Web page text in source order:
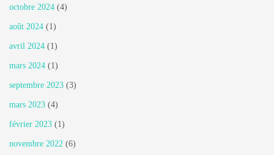
octobre 2024 (4)
août 2024 (1)
avril 2024 (1)
mars 2024 (1)
septembre 2023 (3)
mars 2023 (4)
février 2023 (1)
novembre 2022 (6)